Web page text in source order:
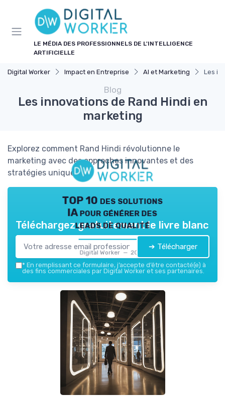
LE MÉDIA DES PROFESSIONNELS DE L'INTELLIGENCE
ARTIFICIELLE
Digital Worker Impact en Entreprise AI et Marketing Les
Blog
Les innovations de Rand Hindi en
marketing
Explorez comment Rand Hindi révolutionne le
marketing avec des approches innovantes et des
stratégies uniques.
TOP 10 des solutions
IA pour générer des
leads de qualité
Digital Worker — 2026
Téléchargez gratuitement le livre blanc
➔ Télécharger
* En remplissant ce formulaire, j’accepte d’être contacté(e) à
des fins commerciales par Digital Worker et ses partenaires.